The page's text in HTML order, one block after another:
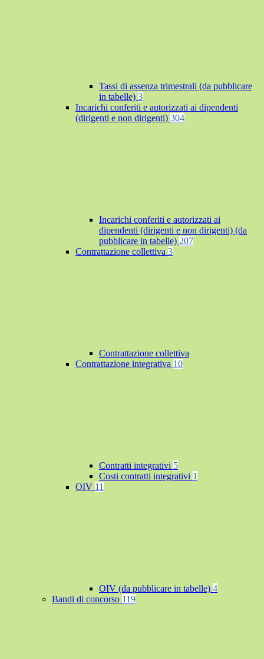
Tassi di assenza trimestrali (da pubblicare
in tabelle) 3
Incarichi conferiti e autorizzati ai dipendenti
(dirigenti e non dirigenti) 304
Incarichi conferiti e autorizzati ai
dipendenti (dirigenti e non dirigenti) (da
pubblicare in tabelle) 207
Contrattazione collettiva 3
Contrattazione collettiva
Contrattazione integrativa 10
Contratti integrativi 5
Costi contratti integrativi 1
OIV 11
OIV (da pubblicare in tabelle) 4
Bandi di concorso 119